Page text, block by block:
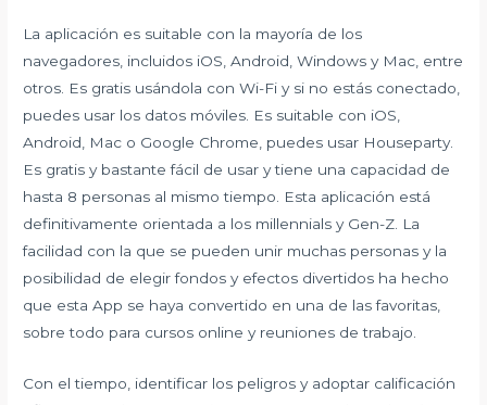
La aplicación es suitable con la mayoría de los
navegadores, incluidos iOS, Android, Windows y Mac, entre
otros. Es gratis usándola con Wi-Fi y si no estás conectado,
puedes usar los datos móviles. Es suitable con iOS,
Android, Mac o Google Chrome, puedes usar Houseparty.
Es gratis y bastante fácil de usar y tiene una capacidad de
hasta 8 personas al mismo tiempo. Esta aplicación está
definitivamente orientada a los millennials y Gen-Z. La
facilidad con la que se pueden unir muchas personas y la
posibilidad de elegir fondos y efectos divertidos ha hecho
que esta App se haya convertido en una de las favoritas,
sobre todo para cursos online y reuniones de trabajo.
Con el tiempo, identificar los peligros y adoptar calificación